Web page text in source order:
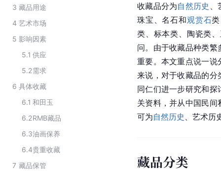
3 藏品用途
4 艺术市场
5 影响因素
5.1 供应
5.2需求
6 具体收藏
6.1 和田玉
6.2RMB藏品
6.3油画保养
6.4贵重收藏
7 藏品保管
收藏品分为自然历史
珠宝、名石和观赏石
类、标本类、陶瓷类
问。由于收藏品种类
重要。本文重点说一说
来说，对于收藏品的分
同仁们进一步研究和
关资料，并从中国民间
可为自然历史 、艺术
藏品分类